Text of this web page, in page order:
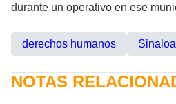
durante un operativo en ese
derechos humanos Sinaloa
NOTAS